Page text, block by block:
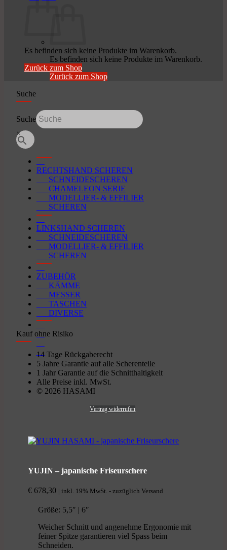
Es befinden sich keine Produkte im Warenkorb.
Zurück zum Shop
Es befinden sich keine Produkte im Warenkorb.
Zurück zum Shop
Suche
Suche
×
RECHTSHAND SCHEREN
SCHNEIDESCHEREN
CHAMELEON SERIE
MODELLIER- & EFFILIER
SCHEREN
LINKSHAND SCHEREN
SCHNEIDESCHEREN
MODELLIER- & EFFILIER
SCHEREN
ZUBEHÖR
KÄMME
MESSER
TASCHEN
DIVERSE
Kauf ohne Risiko
14 Tage Rückgaberecht
5 Jahre Garantie auf alle Scherenteile
1 Jahr Garantie auf die Schnitthaltigkeit
Alle Preise inkl. MwSt.
© 2026 HASAMI
Vertrag widerrufen
YUJIN – japanische Friseurschere
€ 678,30 | inkl. 19% MwSt. - zuzüglich Versand
Größe: 5,5″ | 6″
Weicher Schnitt und angenehme Ergonomie mit
feiner Spitze garantieren viel Spass beim
Schneiden.